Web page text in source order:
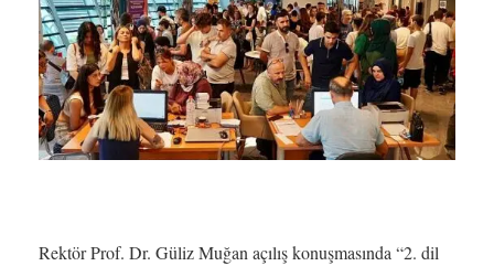
Rektör Prof. Dr. Güliz Muğan açılış konuşmasında “2. dil